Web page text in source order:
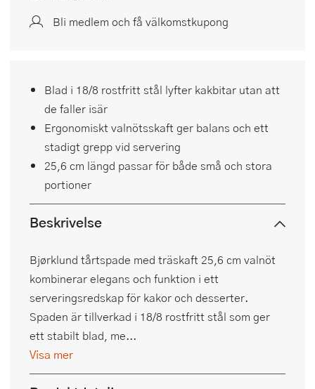
Bli medlem och få välkomstkupong
Blad i 18/8 rostfritt stål lyfter kakbitar utan att
de faller isär
Ergonomiskt valnötsskaft ger balans och ett
stadigt grepp vid servering
25,6 cm längd passar för både små och stora
portioner
Beskrivelse
Bjørklund tårtspade med träskaft 25,6 cm valnöt
kombinerar elegans och funktion i ett
serveringsredskap för kakor och desserter.
Spaden är tillverkad i 18/8 rostfritt stål som ger
ett stabilt blad, me...
Visa mer